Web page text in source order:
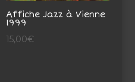
Affiche Jazz à Vienne
1999
15,00€